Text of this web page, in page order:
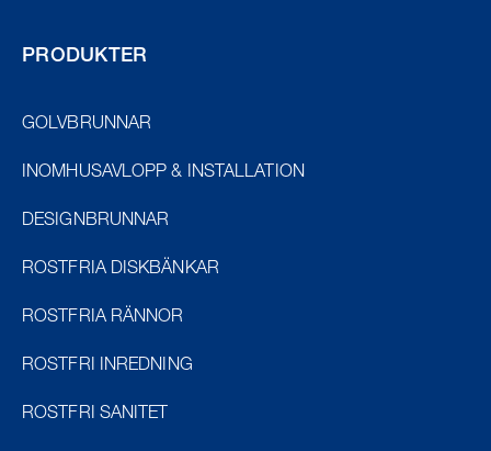
PRODUKTER
GOLVBRUNNAR
INOMHUSAVLOPP & INSTALLATION
DESIGNBRUNNAR
ROSTFRIA DISKBÄNKAR
ROSTFRIA RÄNNOR
ROSTFRI INREDNING
ROSTFRI SANITET